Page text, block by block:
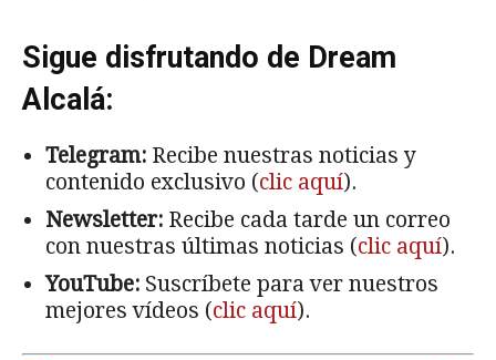
Sigue disfrutando de Dream
Alcalá:
Telegram: Recibe nuestras noticias y
contenido exclusivo (clic aquí).
Newsletter: Recibe cada tarde un correo
con nuestras últimas noticias (clic aquí).
YouTube: Suscríbete para ver nuestros
mejores vídeos (clic aquí).